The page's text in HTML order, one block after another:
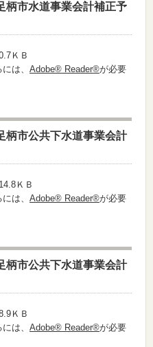
市水道事業会計補正予
ＫＢ
は、 Adobe® Reader®が必要
市公共下水道事業会計
ＫＢ
は、 Adobe® Reader®が必要
市公共下水道事業会計
ＫＢ
は、 Adobe® Reader®が必要